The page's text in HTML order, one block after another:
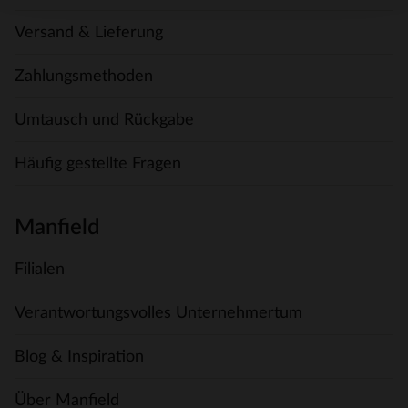
Versand & Lieferung
Zahlungsmethoden
Umtausch und Rückgabe
Häufig gestellte Fragen
Manfield
Filialen
Verantwortungsvolles Unternehmertum
Blog & Inspiration
Über Manfield